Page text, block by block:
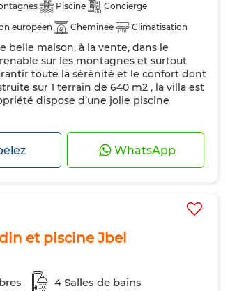
Piscine
Concierge
européen Cheminée
Climatisation
Cuisine équipée Réfrigérateur
Four
belle maison, à la vente, dans le
sur les montagnes et surtout
toute la sérénité et le confort dont
sur 1 terrain de 640 m2 , la villa est
dispose d’une jolie piscine
WhatsApp
et piscine Jbel
4 Salles de bains